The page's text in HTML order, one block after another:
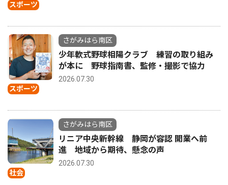
スポーツ
スポーツ
さがみはら南区
少年軟式野球相陽クラブ 練習の取り組み
が本に 野球指南書、監修・撮影で協力
2026.07.30
社会
さがみはら南区
リニア中央新幹線 静岡が容認 開業へ前
進 地域から期待、懸念の声
2026.07.30